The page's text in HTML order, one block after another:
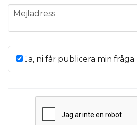
email
Mejladress
Ja, ni får publicera min fråga